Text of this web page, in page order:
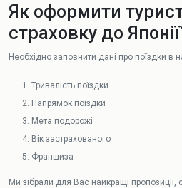
Як оформити
страховку до
Необхідно заповнити дані про поїздки в
Тривалість поїздки
Напрямок поїздки
Мета подорожі
Вік застрахованого
Франшиза
Ми зібрали для Вас найкращі